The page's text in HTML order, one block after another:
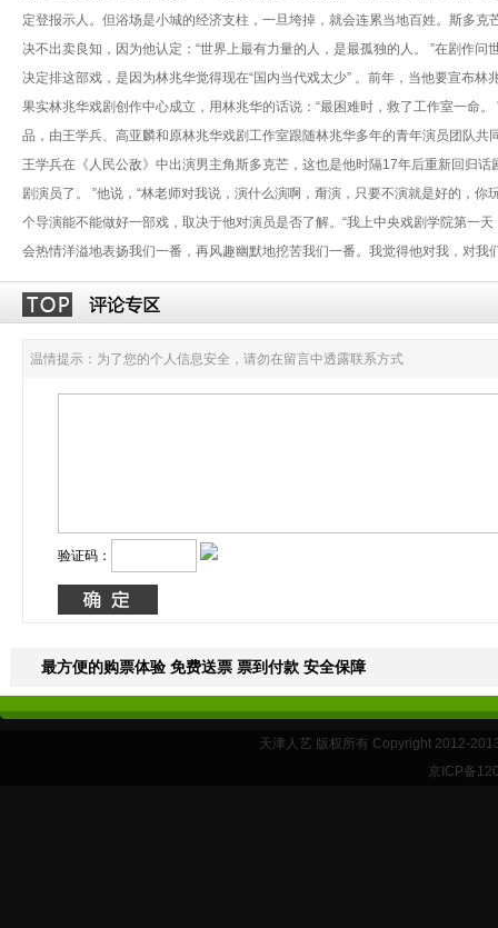
定登报示人。但浴场是小城的经济支柱，一旦垮掉，就会连累当地百姓。斯多
决不出卖良知，因为他认定：“世界上最有力量的人，是最孤独的人。 ”在剧作
决定排这部戏，是因为林兆华觉得现在“国内当代戏太少” 。前年，当他要宣布
果实林兆华戏剧创作中心成立，用林兆华的话说：“最困难时，救了工作室一命
品，由王学兵、高亚麟和原林兆华戏剧工作室跟随林兆华多年的青年演员团队共
王学兵在《人民公敌》中出演男主角斯多克芒，这也是他时隔17年后重新回归
剧演员了。 ”他说，“林老师对我说，演什么演啊，甭演，只要不演就是好的，
个导演能不能做好一部戏，取决于他对演员是否了解。“我上中央戏剧学院第一
会热情洋溢地表扬我们一番，再风趣幽默地挖苦我们一番。我觉得他对我，对我
温情提示：为了您的个人信息安全，请勿在留言中透露联系方式
验证码：
最方便的购票体验 免费送票 票到付款 安全保障
天津人艺 版权所有 Copyright 2012-
京ICP备